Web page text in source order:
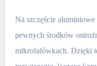
Na szczęście
pewnych środków
mikrofalówkach. Dzięki